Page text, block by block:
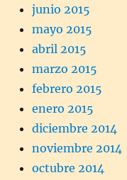
junio 2015
mayo 2015
abril 2015
marzo 2015
febrero 2015
enero 2015
diciembre 2014
noviembre 2014
octubre 2014